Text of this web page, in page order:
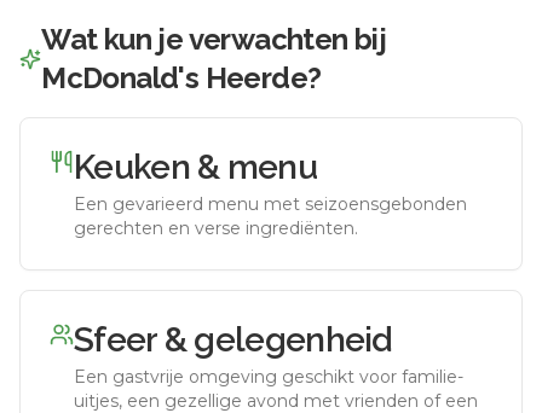
Wat kun je verwachten bij
McDonald's Heerde?
Keuken & menu
Een gevarieerd menu met seizoensgebonden
gerechten en verse ingrediënten.
Sfeer & gelegenheid
Een gastvrije omgeving geschikt voor familie-
uitjes, een gezellige avond met vrienden of een